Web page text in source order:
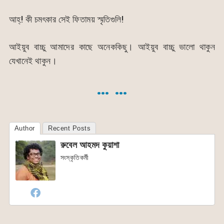
আহ্! কী চমৎকার সেই ফিতাময় স্মৃতিগুলি!
আইয়ুব বাচ্চু আমাদের কাছে অনেককিছু। আইয়ুব বাচ্চু ভালো থাকুন
যেখানেই থাকুন।
… …
Author Recent Posts
রুবেল আহমদ কুয়াশা
সংস্কৃতিকর্মী